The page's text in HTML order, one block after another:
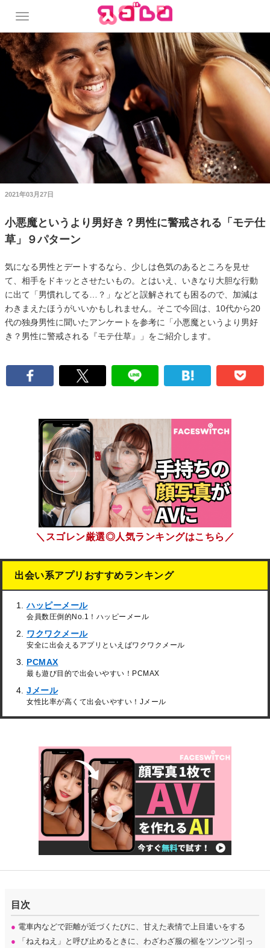
2021年03月27日
小悪魔というより男好き？男性に警戒される「モテ仕
草」９パターン
気になる男性とデートするなら、少しは色気のあるところを見せ
て、相手をドキッとさせたいもの。とはいえ、いきなり大胆な行動
に出て「男慣れしてる…？」などと誤解されても困るので、加減は
わきまえたほうがいいかもしれません。そこで今回は、10代から20
代の独身男性に聞いたアンケートを参考に「小悪魔というより男好
き？男性に警戒される『モテ仕草』」をご紹介します。
＼スゴレン厳選◎人気ランキングはこちら／
出会い系アプリおすすめランキング
ハッピーメール
会員数圧倒的No.1！ハッピーメール
ワクワクメール
安全に出会えるアプリといえばワクワクメール
PCMAX
最も遊び目的で出会いやすい！PCMAX
Jメール
女性比率が高くて出会いやすい！Jメール
目次
● 電車内などで距離が近づくたびに、甘えた表情で上目遣いをする
● 「ねえねえ」と呼び止めるときに、わざわざ服の裾をツンツン引っ